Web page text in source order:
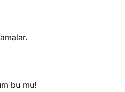
bu mu!